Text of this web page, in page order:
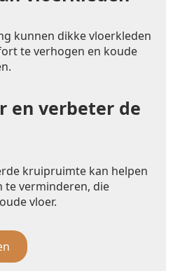
kunnen dikke vloerkleden
te verhogen en koude
en verbeter de
kruipruimte kan helpen
te verminderen, die
vloer.